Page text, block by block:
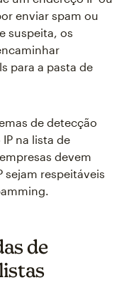
enviar spam ou
suspeita, os
para a pasta de
de detecção
na lista de
devem
sejam respeitáveis
de